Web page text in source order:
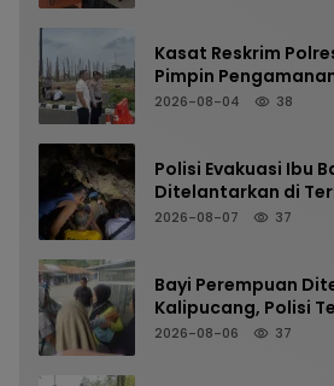
Kasat Reskrim
Pimpin
Perkuat
2026-08-04 38
Polisi Evakuasi Ibu
Ditelantarkan di
dari Dalam Goa
2026-08-07 37
Bayi Perempuan
Kalipucang, Polisi
Orang Tua
2026-08-06 37